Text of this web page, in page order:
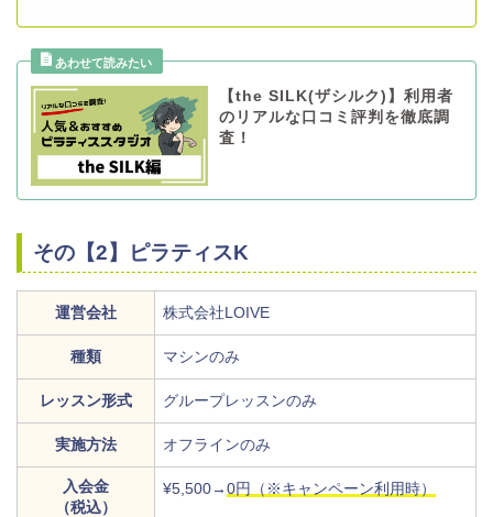
【the SILK(ザシルク)】利用者
のリアルな口コミ評判を徹底調
査！
その【2】ピラティスK
運営会社 株式会社LOIVE
種類 マシンのみ
レッスン形式 グループレッスンのみ
実施方法 オフラインのみ
入会金
（税込）
¥5,500→0円（※キャンペーン利用時）